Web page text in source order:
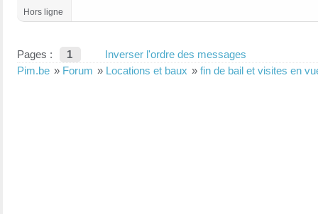
Hors ligne
Pages : 1
Inverser l'ordre des messages
Pim.be » Forum » Locations et baux » fin de bail et visites en